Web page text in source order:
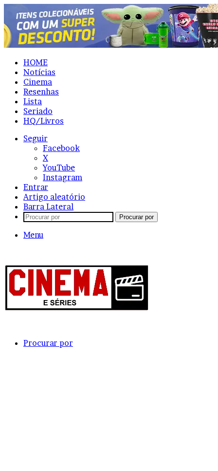
HOME
Notícias
Cinema
Resenhas
Lista
Seriado
HQ/Livros
Seguir
Facebook
X
YouTube
Instagram
Entrar
Artigo aleatório
Barra Lateral
Procurar por
Menu
Procurar por